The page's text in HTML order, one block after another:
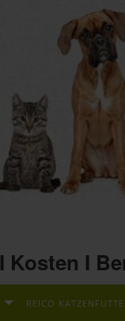
I
REICO